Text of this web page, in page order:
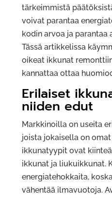
tärkeimmistä
voivat parantaa
kodin arvoa ja
Tässä artikkelissa
oikeat ikkunat
kannattaa ottaa
Erilaiset
niiden edut
Markkinoilla on useita
joista jokaisella on
ikkunatyypit ovat
ikkunat ja liukuikkunat.
energiatehokkaita,
vähentää ilmavuotoja.